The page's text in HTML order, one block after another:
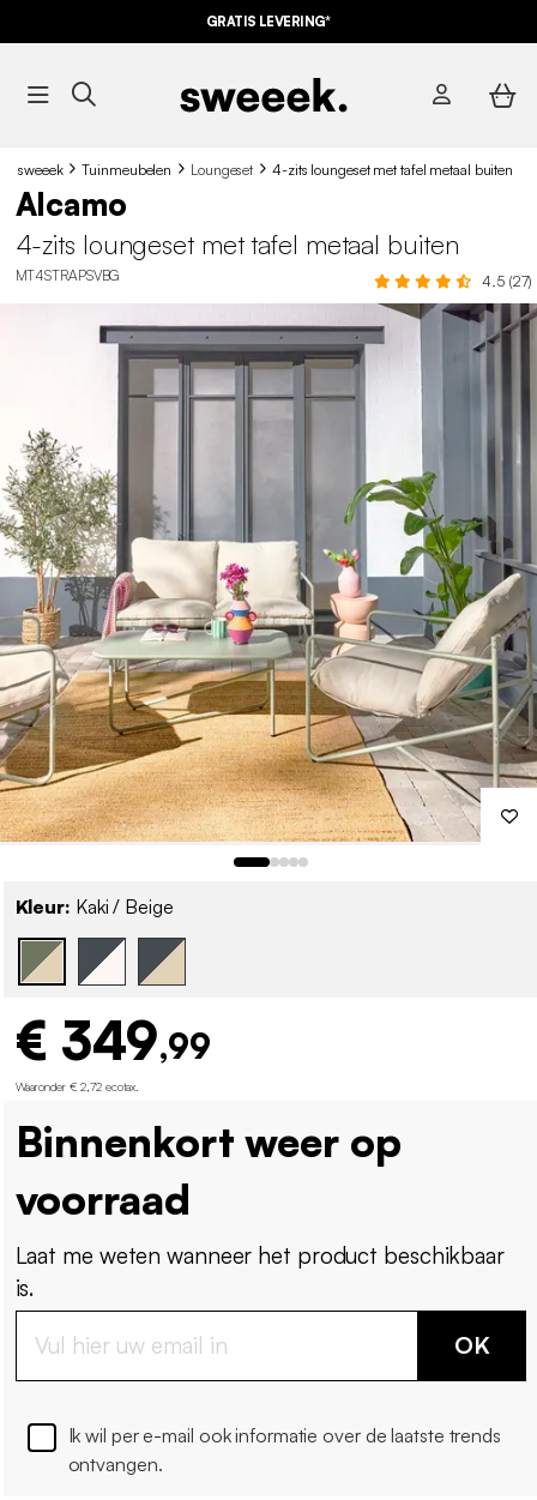
AANBIEDINGEN*MET DE CODE
GRATIS LEVERING*
sweeek Tuinmeubelen Loungeset 4-zits loungeset met tafel metaal buiten
Alcamo
4-zits loungeset met tafel metaal buiten
MT4STRAPSVBG 4.5 (27)
Kleur: Kaki / Beige
€ 349,99
Waaronder € 2,72 ecotax
Binnenkort weer op
voorraad
Laat me weten wanneer het product beschikbaar
is.
OK
Ik wil per e-mail ook informatie over de laatste trends
ontvangen.